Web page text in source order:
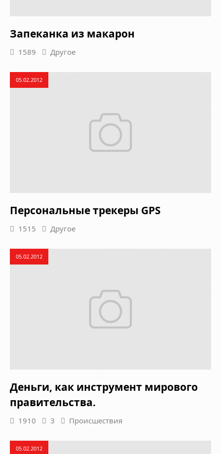
Запеканка из макарон
1589 Другое
05.02.2012
Персональные трекеры GPS
1515 Другое
05.02.2012
Деньги, как инструмент мирового
правительства.
1910 3 Происшествия
05.02.2012